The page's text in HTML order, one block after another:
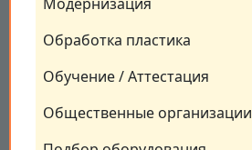
Обработка пластика
Обучение / Аттестация
Общественные организации